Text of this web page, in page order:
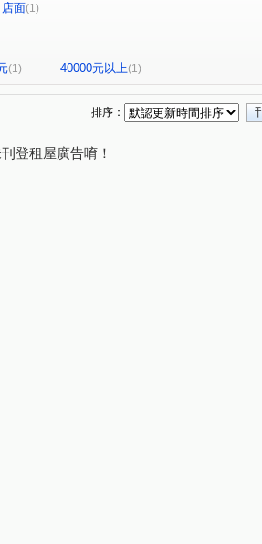
店面(1)
(1) 40000元以上(1)
排序：
登租屋廣告唷！